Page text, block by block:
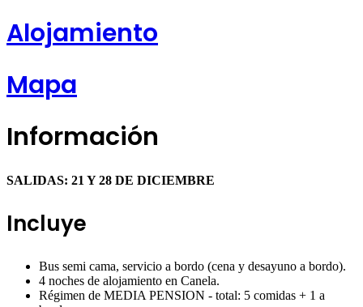
Alojamiento
Mapa
Información
SALIDAS: 21 Y 28 DE DICIEMBRE
Incluye
Bus semi cama, servicio a bordo (cena y desayuno a bordo).
4 noches de alojamiento en Canela.
Régimen de MEDIA PENSION - total: 5 comidas + 1 a